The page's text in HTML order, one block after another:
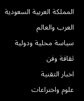
المملكة العربية السعودية
العرب والعالم
سياسة محلية ودولية
ثقافة وفن
اخبار التقنية
علوم واختراعات